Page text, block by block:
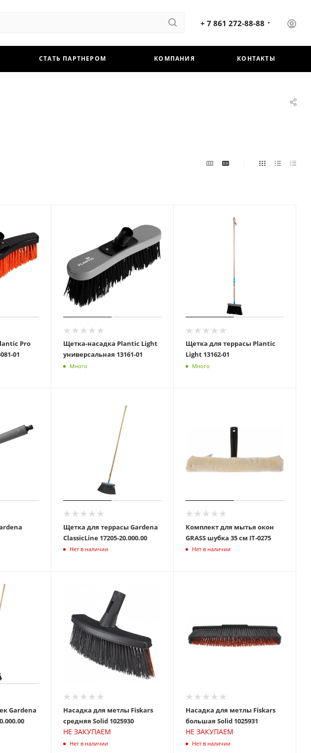
+ 7 861 272-88-88
СТАТЬ ПАРТНЕРОМ КОМПАНИЯ КОНТАКТЫ
Pro
13081-01
Щетка-насадка Plantic Light
универсальная 13161-01
Много
Щетка для террасы Plantic
Light 13162-01
Много
Щетка для террасы Gardena
ClassicLine 17205-20.000.00
Нет в наличии
Комплект для мытья окон
GRASS шубка 35 см IT-0275
Нет в наличии
Gardena
20.000.00
Насадка для метлы Fiskars
средняя Solid 1025930
НЕ ЗАКУПАЕМ
Нет в наличии
Насадка для метлы Fiskars
большая Solid 1025931
НЕ ЗАКУПАЕМ
Нет в наличии